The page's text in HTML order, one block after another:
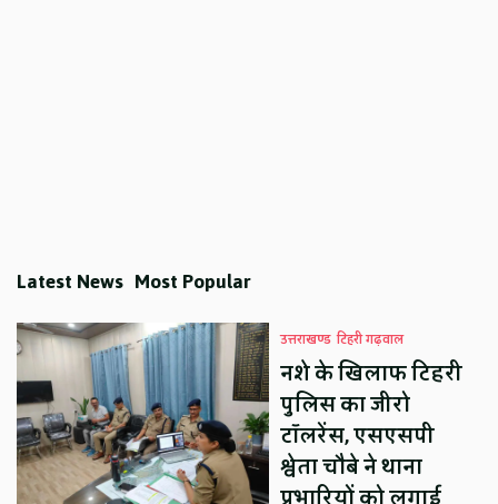
Latest News Most Popular
उत्तराखण्ड टिहरी गढ़वाल
नशे के खिलाफ टिहरी
पुलिस का जीरो
टॉलरेंस, एसएसपी
श्वेता चौबे ने थाना